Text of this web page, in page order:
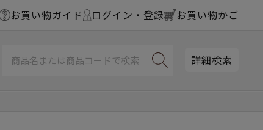
お買い物ガイド ログイン・登録 お買い物かご
詳細検索